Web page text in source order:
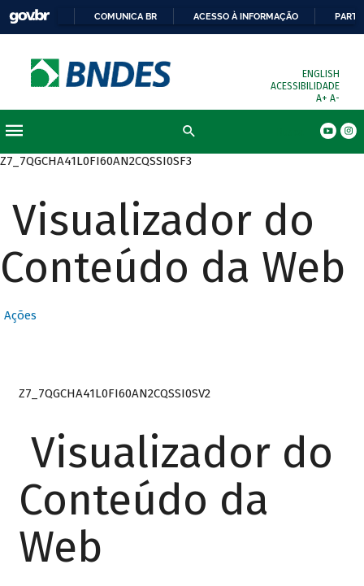
COMUNICA BR ACESSO À INFORMAÇÃO
ENGLISH
ACESSIBILIDADE
A+ A-
Z7_7QGCHA41L0FI60AN2CQSSI0SF3
Visualizador do
Conteúdo da Web
Ações
Z7_7QGCHA41L0FI60AN2CQSSI0SV2
Visualizador do
Conteúdo da
Web